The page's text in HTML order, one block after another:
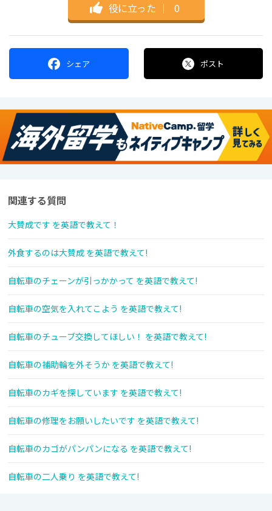
役に立った ｜ 0
シェア ポスト
関連する質問
大賛成です を英語で教えて！
外食するのは大賛成 を英語で教えて!
自転車のチェーンが引っかかって を英語で教えて!
自転車の空気を入れてこよう を英語で教えて!
自転車のチューブ交換してほしい！ を英語で教えて!
自転車の補助輪を外そうか を英語で教えて!
自転車のカギを探しています を英語で教えて!
自転車の修理をお願いしたいです を英語で教えて!
自転車のカゴがパンパンになる を英語で教えて!
自転車の二人乗り を英語で教えて!